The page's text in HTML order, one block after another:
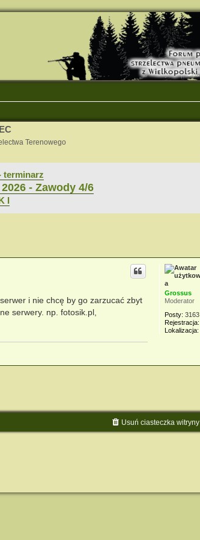
Terenowego
terminarz
- Zawody 4/6
I
Grossus
Moderator
Posty: 3163
Rejestracja:
Lokalizacja:
i nie chcę by go zarzucać zbyt
serwery. np. fotosik.pl,
Usuń ciasteczka witryny